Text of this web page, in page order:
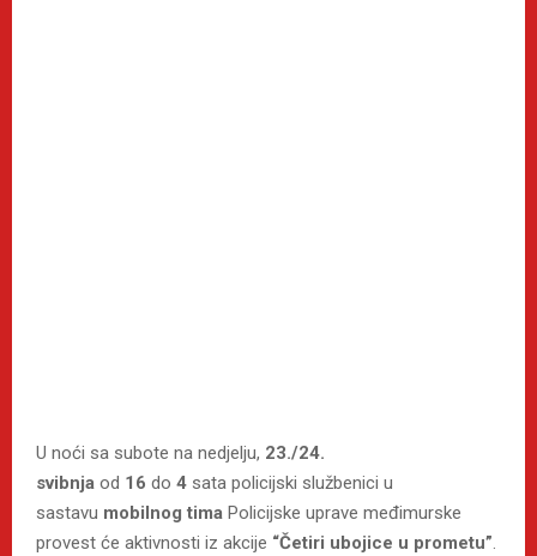
U noći sa subote na nedjelju, 23./24.
svibnja od 16 do 4 sata policijski službenici u
sastavu mobilnog tima Policijske uprave međimurske
provest će aktivnosti iz akcije “Četiri ubojice u prometu”.